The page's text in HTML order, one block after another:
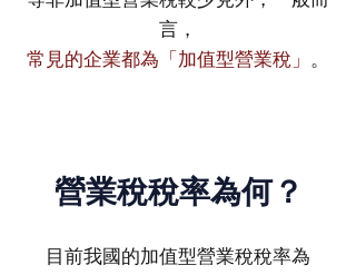
言，
常見的企業都為「加值型營業稅」 。
​營業稅稅率為何？
目前我國的加值型營業稅稅率為